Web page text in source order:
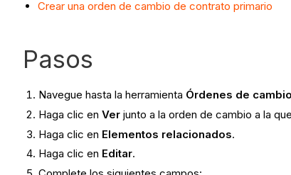
Crear una orden de cambio de contrato primario
Pasos
Navegue hasta la herramienta Órdenes de cambio
Haga clic enVer junto a la orden de cambio a la
Haga clic en Elementos relacionados.
Haga clic en Editar.